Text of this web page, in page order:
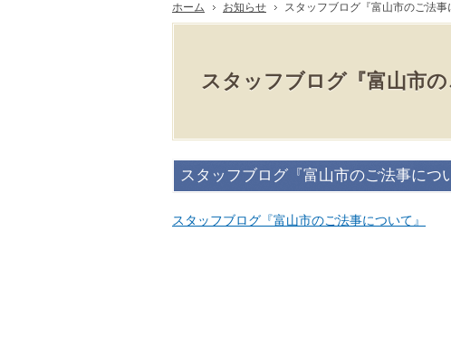
スタッフブログ『富山市の
スタッフブログ『富山市のご法事につ
スタッフブログ『富山市のご法事について』
ホーム お知らせ スタッフブログ『富山市のご法事